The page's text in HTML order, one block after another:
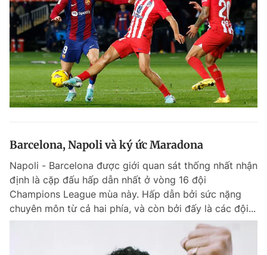
Barcelona, Napoli và ký ức Maradona
Napoli - Barcelona được giới quan sát thống nhất nhận
định là cặp đấu hấp dẫn nhất ở vòng 16 đội
Champions League mùa này. Hấp dẫn bởi sức nặng
chuyên môn từ cả hai phía, và còn bởi đấy là các đội...